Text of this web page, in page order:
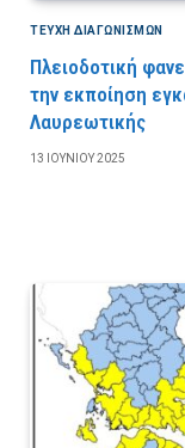
ΤΕΎΧΗ ΔΙΑΓΩΝΙΣΜΏΝ
Πλειοδοτική
την εκποίηση
Λαυρεωτικής
13 ΙΟΥΝΊΟΥ 2025